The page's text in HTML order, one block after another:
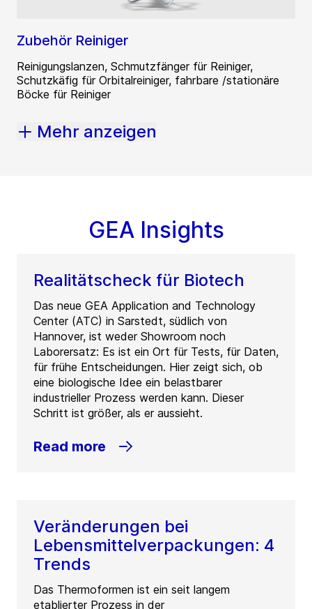
Zubehör Reiniger
Reinigungslanzen, Schmutzfänger für Reiniger,
Schutzkäfig für Orbitalreiniger, fahrbare /stationäre
Böcke für Reiniger
Mehr anzeigen
GEA Insights
Realitätscheck für Biotech
Das neue GEA Application and Technology
Center (ATC) in Sarstedt, südlich von
Hannover, ist weder Showroom noch
Laborersatz: Es ist ein Ort für Tests, für Daten,
für frühe Entscheidungen. Hier zeigt sich, ob
eine biologische Idee ein belastbarer
industrieller Prozess werden kann. Dieser
Schritt ist größer, als er aussieht.
Read more
Veränderungen bei
Lebensmittelverpackungen: 4
Trends
Das Thermoformen ist ein seit langem
etablierter Prozess in der